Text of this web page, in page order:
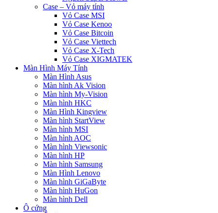
Case – Vỏ máy tính
Vỏ Case MSI
Vỏ Case Kenoo
Vỏ Case Bitcoin
Vỏ Case Viettech
Vỏ Case X-Tech
Vỏ Case XIGMATEK
Màn Hình Máy Tính
Màn Hình Asus
Màn hình Ak Vision
Màn hình My-Vision
Màn hình HKC
Màn Hình Kingview
Màn hình StartView
Màn hình MSI
Màn hình AOC
Màn hình Viewsonic
Màn hình HP
Màn hình Samsung
Màn Hình Lenovo
Màn hình GiGaByte
Màn hình HuGon
Màn hình Dell
Ô cứng